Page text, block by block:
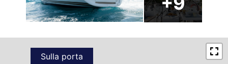
Sulla porta